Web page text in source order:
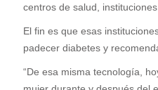
centros de salud,
El fin es que esas
padecer diabetes y
“De esa misma tecnología,